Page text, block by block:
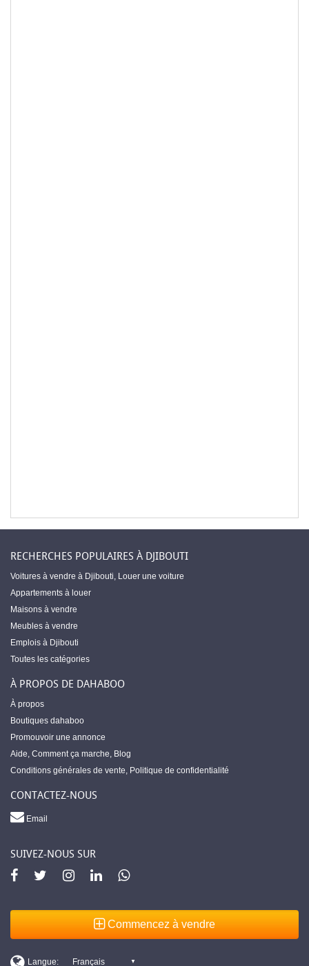
RECHERCHES POPULAIRES À DJIBOUTI
Voitures à vendre à Djibouti, Louer une voiture
Appartements à louer
Maisons à vendre
Meubles à vendre
Emplois à Djibouti
Toutes les catégories
À PROPOS DE DAHABOO
À propos
Boutiques dahaboo
Promouvoir une annonce
Aide, Comment ça marche, Blog
Conditions générales de vente, Politique de confidentialité
CONTACTEZ-NOUS
Email
SUIVEZ-NOUS SUR
Commencez à vendre